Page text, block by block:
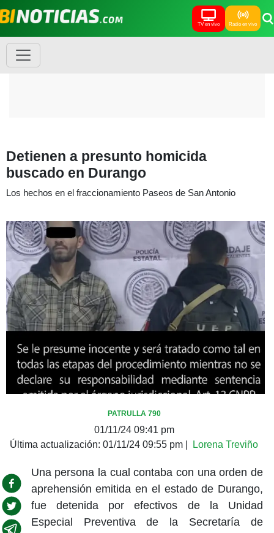
TV en vivo Radio en vivo
Detienen a presunto homicida
buscado en Durango
Los hechos en el fraccionamiento Paseos de San Antonio
PATRULLA 790
01/11/24 09:41 pm
Última actualización: 01/11/24 09:55 pm Lorena Treviño
Una persona la cual contaba con una orden de
aprehensión emitida en el estado de Durango,
fue detenida por efectivos de la Unidad
Especial Preventiva de la Secretaría de